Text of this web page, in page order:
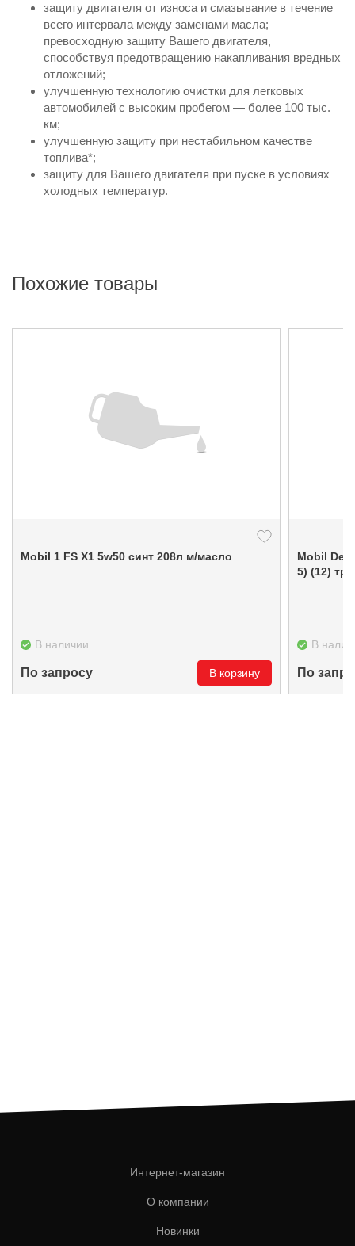
защиту двигателя от износа и смазывание в течение
всего интервала между заменами масла;
превосходную защиту Вашего двигателя,
способствуя предотвращению накапливания вредных
отложений;
улучшенную технологию очистки для легковых
автомобилей с высоким пробегом — более 100 тыс.
км;
улучшенную защиту при нестабильном качестве
топлива*;
защиту для Вашего двигателя при пуске в условиях
холодных температур.
Похожие товары
Mobil 1 FS X1 5w50 синт 208л м/масло
В наличии
По запросу В корзину
Mobil Delvac 1Gear Oil LS/ 75w90 син 1л (GL-
5) (12) тр/
В
По
Интернет-магазин
О компании
Новинки